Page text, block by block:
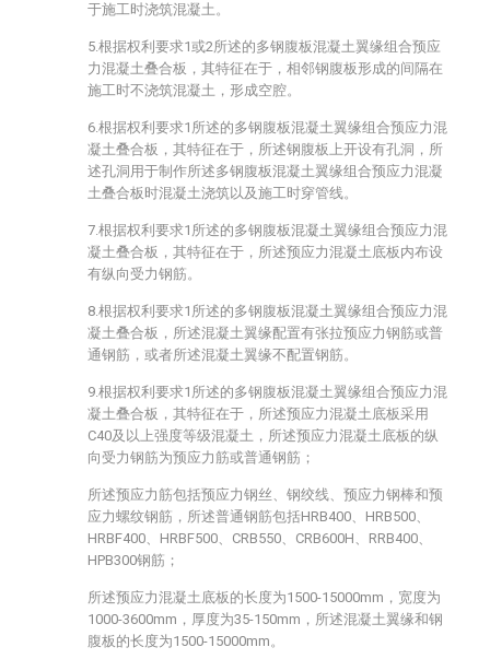
于施工时浇筑混凝土。
5.根据权利要求1或2所述的多钢腹板混凝土翼缘组合预应
力混凝土叠合板，其特征在于，相邻钢腹板形成的间隔在
施工时不浇筑混凝土，形成空腔。
6.根据权利要求1所述的多钢腹板混凝土翼缘组合预应力混
凝土叠合板，其特征在于，所述钢腹板上开设有孔洞，所
述孔洞用于制作所述多钢腹板混凝土翼缘组合预应力混凝
土叠合板时混凝土浇筑以及施工时穿管线。
7.根据权利要求1所述的多钢腹板混凝土翼缘组合预应力混
凝土叠合板，其特征在于，所述预应力混凝土底板内布设
有纵向受力钢筋。
8.根据权利要求1所述的多钢腹板混凝土翼缘组合预应力混
凝土叠合板，所述混凝土翼缘配置有张拉预应力钢筋或普
通钢筋，或者所述混凝土翼缘不配置钢筋。
9.根据权利要求1所述的多钢腹板混凝土翼缘组合预应力混
凝土叠合板，其特征在于，所述预应力混凝土底板采用
C40及以上强度等级混凝土，所述预应力混凝土底板的纵
向受力钢筋为预应力筋或普通钢筋；
所述预应力筋包括预应力钢丝、钢绞线、预应力钢棒和预
应力螺纹钢筋，所述普通钢筋包括HRB400、HRB500、
HRBF400、HRBF500、CRB550、CRB600H、RRB400、
HPB300钢筋；
所述预应力混凝土底板的长度为1500-15000mm，宽度为
1000-3600mm，厚度为35-150mm，所述混凝土翼缘和钢
腹板的长度为1500-15000mm。